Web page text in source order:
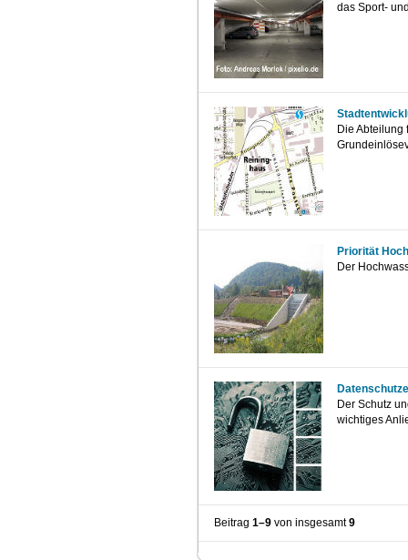
das Sport-
Die Abteilung
Priorität
Der
Der Schutz
wichtiges
Beitrag 1–9 von insgesamt9